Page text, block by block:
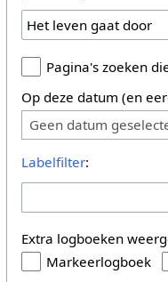
Pagina's zoeken
Op deze datum (en
Geen datum
Labelfilter:
Extra logboeken
Markeerlogboek